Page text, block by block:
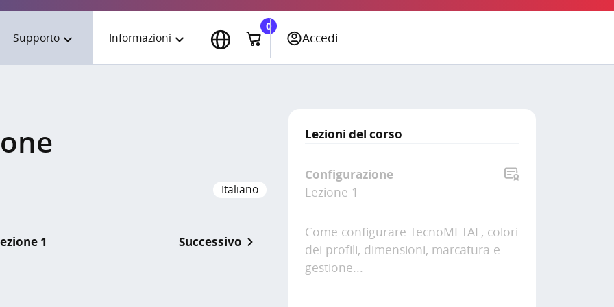
Supporto
Knowledge base
Informazioni
0
Accedi
Italiano
1 Successivo
Lezioni del corso
Configurazione
Lezione 1
Come configurare TecnoMETAL, colori
dei profili, dimensioni, marcatura e
gestione...